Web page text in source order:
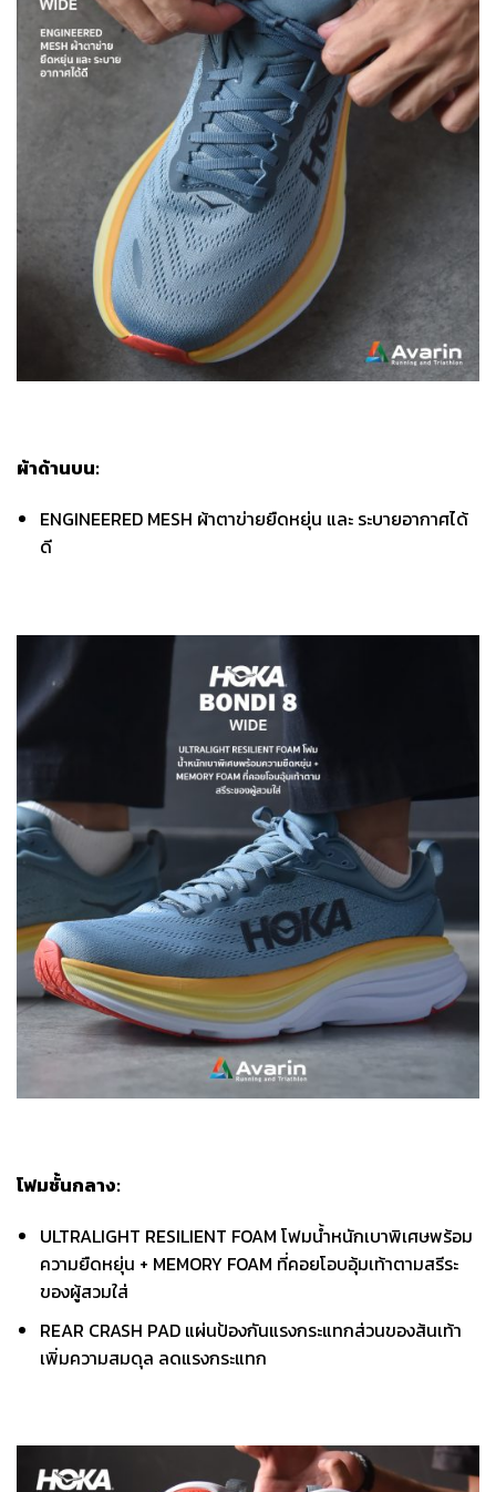
ผ้าด้านบน:
ENGINEERED MESH ผ้าตาข่ายยืดหยุ่น และ ระบายอากาศได้
ดี
โฟมชั้นกลาง:
ULTRALIGHT RESILIENT FOAM โฟมน้ำหนักเบาพิเศษพร้อม
ความยืดหยุ่น + MEMORY FOAM ที่คอยโอบอุ้มเท้าตามสรีระ
ของผู้สวมใส่
REAR CRASH PAD แผ่นป้องกันแรงกระแทกส่วนของส้นเท้า
เพิ่มความสมดุล ลดแรงกระแทก